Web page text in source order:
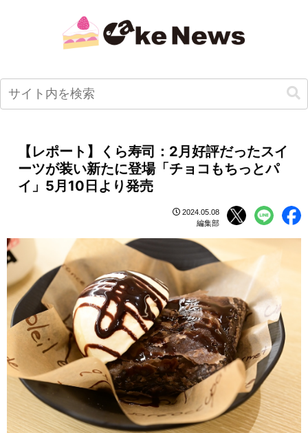
【レポート】くら寿司：2月好評だったスイ
ーツが装い新たに登場「チョコもちっとパ
イ」5月10日より発売
2024.05.08
編集部